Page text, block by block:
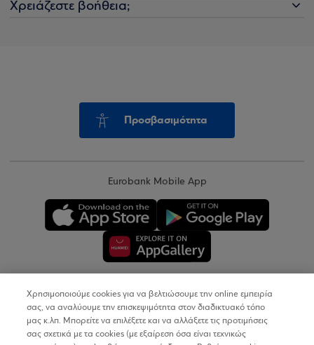
Χρειάζεστε βοήθεια;
Προσβασιμότητα
Eurobank Mobile App
Copyright © 2026
Χρησιμοποιούμε cookies για να βελτιώσουμε την online εμπειρία
σας, να αναλύουμε την επισκεψιμότητα στον διαδικτυακό τόπο
μας κ.λπ. Μπορείτε να επιλέξετε και να αλλάξετε τις προτιμήσεις
σας σχετικά με τα cookies (με εξαίρεση όσα είναι τεχνικώς